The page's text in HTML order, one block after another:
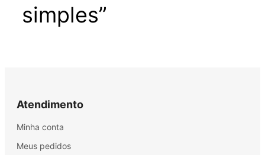
simples”
Atendimento
Minha conta
Meus pedidos